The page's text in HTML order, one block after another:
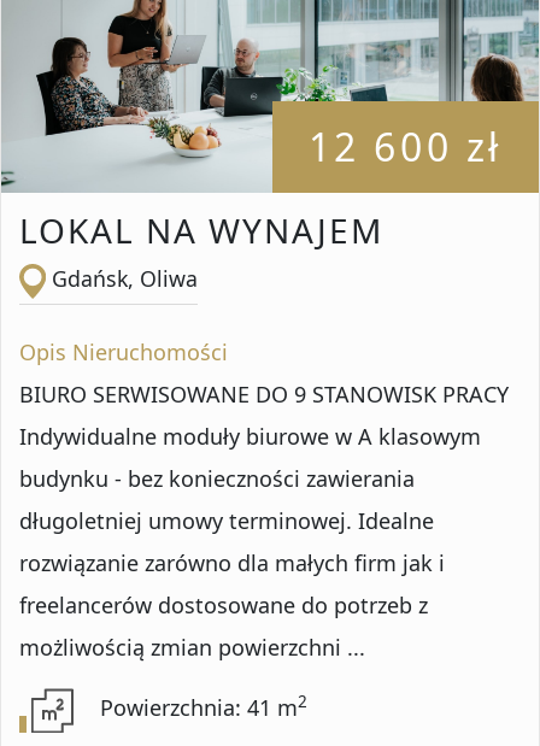
Oferty na wyłączność
12 600 zł
LOKAL NA WYNAJEM
Gdańsk, Oliwa
Opis Nieruchomości
BIURO SERWISOWANE DO 9 STANOWISK PRACY
Indywidualne moduły biurowe w A klasowym
budynku - bez konieczności zawierania
długoletniej umowy terminowej. Idealne
rozwiązanie zarówno dla małych firm jak i
freelancerów dostosowane do potrzeb z
możliwością zmian powierzchni ...
Powierzchnia: 41 m2